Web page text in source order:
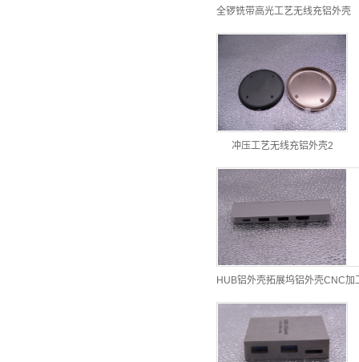
全锣铣带高光工艺无线充铝外壳
冲压工艺无线充铝外壳2
HUB铝外壳拓展坞铝外壳CNC加